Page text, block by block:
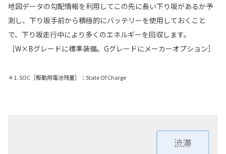
地図データの勾配情報を利用してこの先に長い下り坂があるか予
測し、下り坂手前から積極的にバッテリーを使用しておくこと
で、下り坂走行中により多くのエネルギーを回収します。
［W×Bグレードに標準装備。Gグレードにメーカーオプション］
＊1. SOC［駆動用電池残量］：State Of Charge